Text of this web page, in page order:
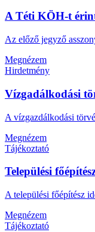
A Téti KÖH-t
Az előző jegyző
Megnézem
Hirdetmény
Vízgadálkodási
A vízgazdálkodási
Megnézem
Tájékoztató
Települési
A települési főépítész
Megnézem
Tájékoztató